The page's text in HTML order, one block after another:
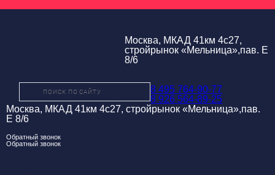
Москва, МКАД 41км 4с27,
стройрынок «Мельница»,пав. Е
8/6
8 495 764-90-77
8 926 564-89-25
Москва, МКАД 41км 4с27, стройрынок «Мельница»,пав.
Е 8/6
Обратный звонок
Обратный звонок